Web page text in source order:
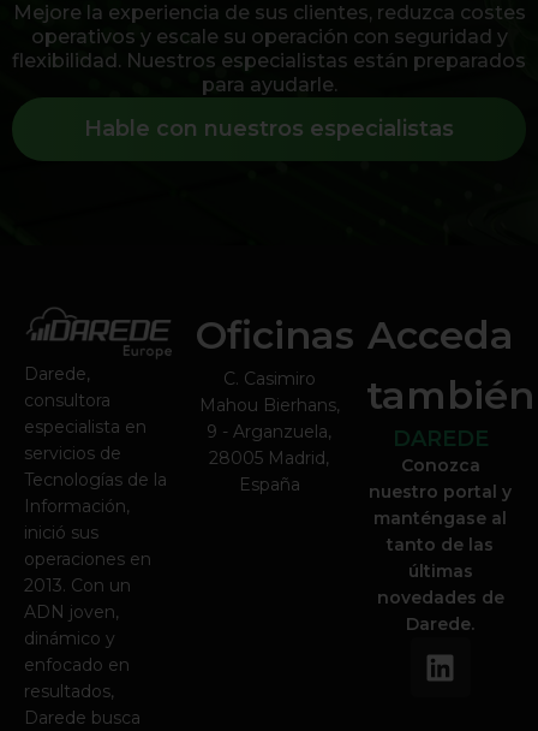
Mejore la experiencia de sus clientes, reduzca costes
operativos y escale su operación con seguridad y
flexibilidad. Nuestros especialistas están preparados
para ayudarle.
Hable con nuestros especialistas
Darede,
consultora
especialista en
servicios de
Tecnologías de la
Información,
inició sus
operaciones en
2013. Con un
ADN joven,
dinámico y
enfocado en
resultados,
Darede busca
Oficinas
C. Casimiro
Mahou Bierhans,
9 - Arganzuela,
28005 Madrid,
España
Acceda
también
DAREDE
Conozca
nuestro portal y
manténgase al
tanto de las
últimas
novedades de
Darede.
L
i